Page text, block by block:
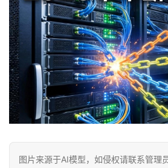
图片来源于AI模型，如侵权请联系管理